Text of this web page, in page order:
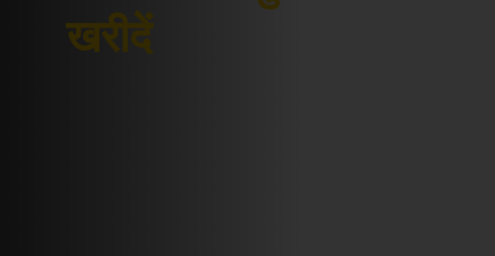
खरीदें